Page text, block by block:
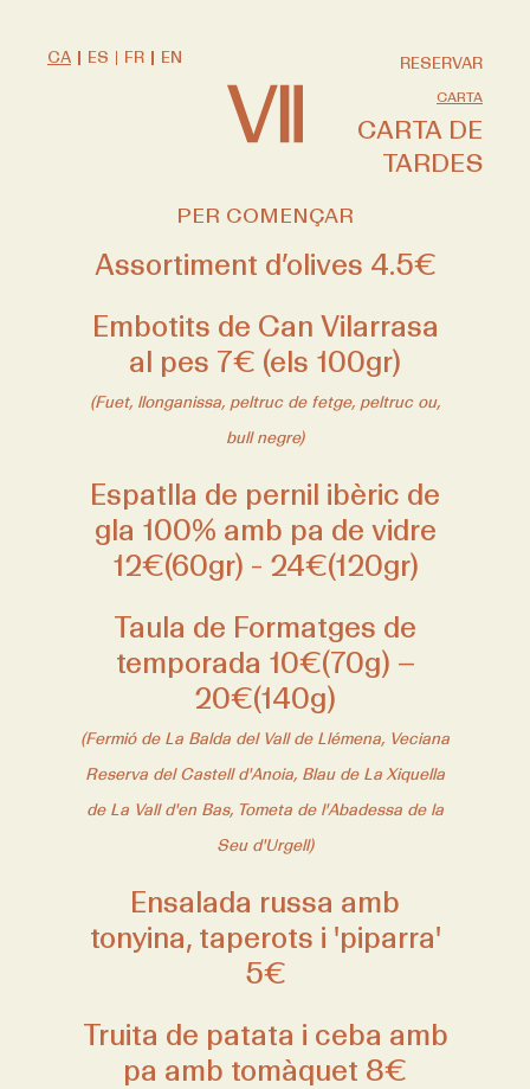
CA ES FR EN RESERVAR
CARTA
CARTA DE
TARDES
PER COMENÇAR
Assortiment d’olives 4.5€
Embotits de Can Vilarrasa
al pes 7€ (els 100gr)
(Fuet, llonganissa, peltruc de fetge, peltruc ou,
bull negre)
Espatlla de pernil ibèric de
gla 100% amb pa de vidre
12€(60gr) - 24€(120gr)
Taula de Formatges de
temporada 10€(70g) –
20€(140g)
(Fermió de La Balda del Vall de Llémena, Veciana
Reserva del Castell d'Anoia, Blau de La Xiquella
de La Vall d'en Bas, Tometa de l'Abadessa de la
Seu d'Urgell)
Ensalada russa amb
tonyina, taperots i 'piparra'
5€
Truita de patata i ceba amb
pa amb tomàquet 8€